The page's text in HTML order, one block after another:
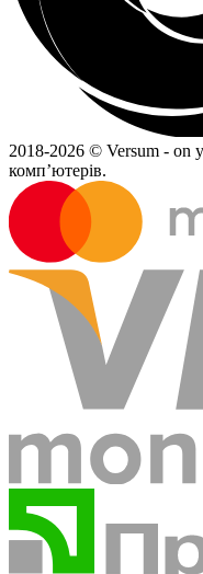
2018-2026 © Versum - on
комп’ютерів.